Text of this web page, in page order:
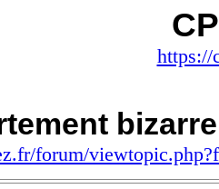
https://
forum/